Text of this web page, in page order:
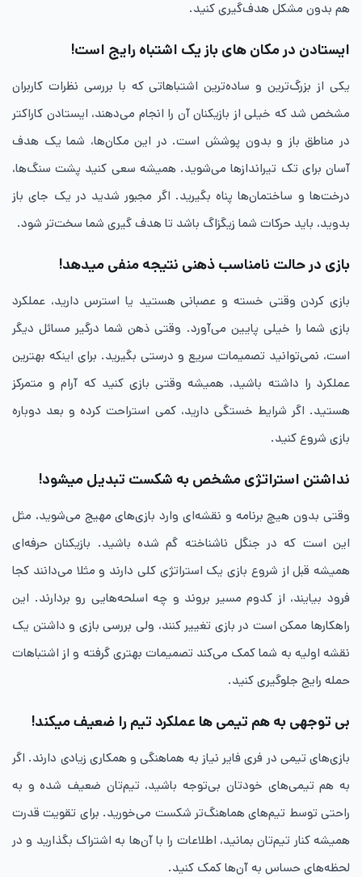
هم بدون مشکل هدف‌گیری کنید.
ایستادن در مکان ‌های باز یک اشتباه رایج است!
یکی از بزرگ‌ترین و ساده‌ترین اشتباهاتی که با بررسی نظرات کاربران
مشخص شد که خیلی‌ از بازیکنان آن را انجام می‌دهند، ایستادن کاراکتر
در مناطق باز و بدون پوشش است. در این مکان‌ها، شما یک هدف
آسان برای تک ‌تیراندازها می‌شوید. همیشه سعی کنید پشت سنگ‌ها،
درخت‌ها و ساختمان‌ها پناه بگیرید. اگر مجبور شدید در یک جای باز
بدوید، باید حرکات شما زیگزاگ باشد تا هدف‌ گیری شما سخت‌تر شود.
بازی در حالت نامناسب ذهنی نتیجه منفی میدهد!
بازی کردن وقتی خسته و عصبانی هستید یا استرس دارید، عملکرد
بازی شما را خیلی پایین می‌آورد. وقتی ذهن شما درگیر مسائل دیگر
است، نمی‌توانید تصمیمات سریع و درستی بگیرید. برای اینکه بهترین
عملکرد را داشته باشید، همیشه وقتی بازی کنید که آرام و متمرکز
هستید. اگر شرایط خستگی دارید، کمی استراحت کرده و بعد دوباره
بازی شروع کنید.
نداشتن استراتژی مشخص به شکست تبدیل میشود!
وقتی بدون هیچ برنامه و نقشه‌ای وارد بازی‌های مهیج می‌شوید، مثل
این است که در جنگل ناشناخته گم شده باشید. بازیکنان حرفه‌ای
همیشه قبل از شروع بازی یک استراتژی کلی دارند و مثلا می‌دانند کجا
فرود بیایند، از کدوم مسیر بروند و چه اسلحه‌هایی رو بردارند. این
راهکارها ممکن است در بازی تغییر کنند، ولی بررسی بازی و داشتن یک
نقشه اولیه به شما کمک می‌کند تصمیمات بهتری گرفته و از اشتباهات
حمله رایج جلوگیری کنید.
بی ‌توجهی به هم ‌تیمی‌ ها عملکرد تیم را ضعیف میکند!
بازی‌های تیمی در فری فایر نیاز به هماهنگی و همکاری زیادی دارند. اگر
به هم ‌تیمی‌های خودتان بی‌توجه باشید، تیم‌تان ضعیف شده و به
راحتی توسط تیم‌های هماهنگ‌تر شکست می‌خورید. برای تقویت قدرت
همیشه کنار تیم‌تان بمانید، اطلاعات را با آن‌ها به اشتراک بگذارید و در
لحظه‌های حساس به آن‌ها کمک کنید.